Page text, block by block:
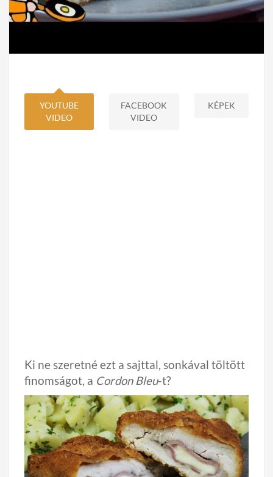
YOUTUBE
VIDEO
FACEBOOK
VIDEO
KÉPEK
Ki ne szeretné ezt a sajttal, sonkával töltött
finomságot, a Cordon Bleu-t?